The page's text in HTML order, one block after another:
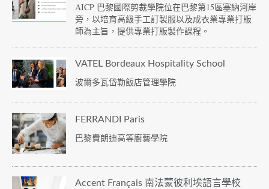
AICP 巴黎國際剪裁學院位在巴黎第15區塞納河岸
旁，以培育高級手工訂製服以及成衣業專業打版
師為主旨，提供專業打版製作課程。
VATEL Bordeaux Hospitality School
波爾多瓦岱勒飯店管理學院
FERRANDI Paris
巴黎費朗迪高等廚藝學院
Accent Français 南法蒙彼利埃語言學校